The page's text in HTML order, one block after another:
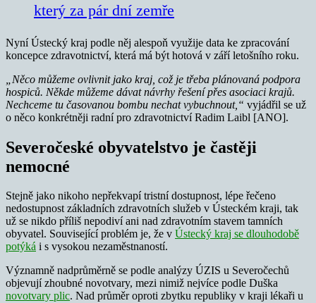
který za pár dní zemře
Nyní Ústecký kraj podle něj alespoň využije data ke zpracování
koncepce zdravotnictví, která má být hotová v září letošního roku.
„Něco můžeme ovlivnit jako kraj, což je třeba plánovaná podpora
hospiců. Někde můžeme dávat návrhy řešení přes asociaci krajů.
Nechceme tu časovanou bombu nechat vybuchnout,“ vyjádřil se už
o něco konkrétněji radní pro zdravotnictví Radim Laibl [ANO].
Severočeské obyvatelstvo je častěji
nemocné
Stejně jako nikoho nepřekvapí tristní dostupnost, lépe řečeno
nedostupnost základních zdravotních služeb v Ústeckém kraji, tak
už se nikdo příliš nepodiví ani nad zdravotním stavem tamních
obyvatel. Související problém je, že v Ústecký kraj se dlouhodobě
potýká i s vysokou nezaměstnaností.
Významně nadprůměrně se podle analýzy ÚZIS u Severočechů
objevují zhoubné novotvary, mezi nimiž nejvíce podle Duška
novotvary plic. Nad průměr oproti zbytku republiky v kraji lékaři u